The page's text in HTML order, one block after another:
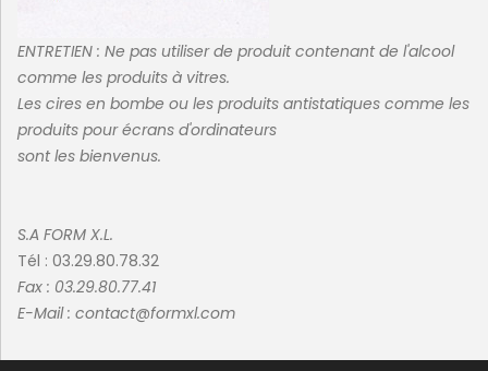
ENTRETIEN : Ne pas utiliser de produit contenant de l'alcool
comme les produits à vitres.
Les cires en bombe ou les produits antistatiques comme les
produits pour écrans d'ordinateurs
sont les bienvenus.
S.A FORM X.L.
Tél : 03.29.80.78.32
Fax : 03.29.80.77.41
E-Mail : contact@formxl.com